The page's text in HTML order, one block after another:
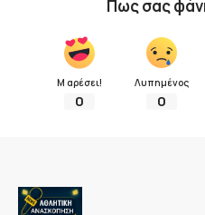
Πως σας
Μ αρέσει!
0
Λυπημένος
0